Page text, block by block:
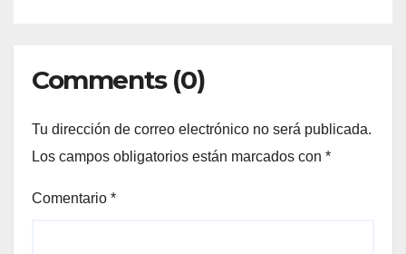
Comments (0)
Tu dirección de correo electrónico no será publicada.
Los campos obligatorios están marcados con *
Comentario *